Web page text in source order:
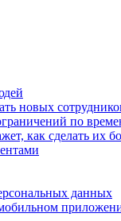
новых
по
как сделать их
данных